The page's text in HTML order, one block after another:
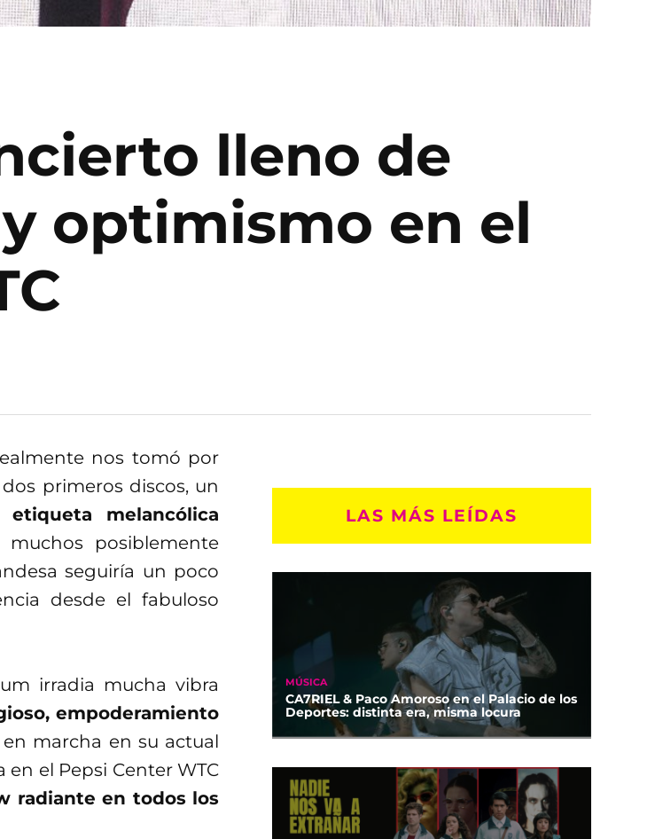
lleno de
optimismo en el
nos tomó por
primeros discos, un
etiqueta melancólica
posiblemente
seguiría un poco
desde el fabuloso
irradia mucha vibra
empoderamiento
marcha en su actual
el Pepsi Center WTC
radiante en todos los
LAS MÁS LEÍDAS
MÚSICA
CA7RIEL & Paco Amoroso en el Palacio de los
Deportes: distinta era, misma locura